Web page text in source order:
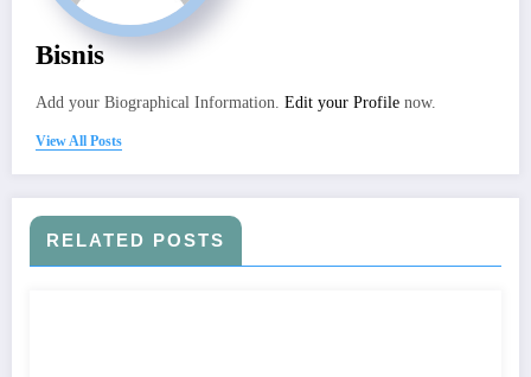
Bisnis
Add your Biographical Information. Edit your Profile now.
View All Posts
RELATED POSTS